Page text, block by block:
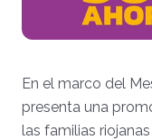
En el marco del
presenta una
las familias